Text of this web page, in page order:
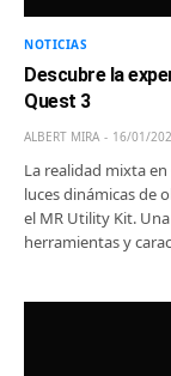
NOTICIAS
Descubre la
Quest 3
ALBERT MIRA 16/01/
La realidad mixta
luces dinámicas de
el MR Utility Kit.
herramientas y